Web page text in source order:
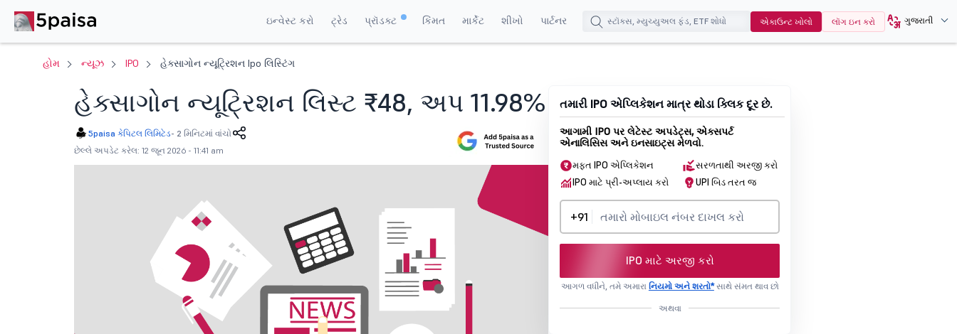
ઇન્વેસ્ટ કરો ટ્રેડ પ્રૉડક્ટ કિંમત માર્કેટ શીખો પાર્ટનર એકાઉન્ટ ખોલો લૉગ ઇન કરો ગુજરાતી
હોમ ન્યૂઝ IPO હેક્સાગોન ન્યૂટ્રિશન Ipo લિસ્ટિંગ
હેક્સાગોન ન્યૂટ્રિશન લિસ્ટ ₹48, અપ 11.98%
5paisa કેપિટલ લિમિટેડ- 2 મિનિટમાં વાંચો
છેલ્લે અપડેટ કરેલ: 12 જૂન 2026 - 11:41 am
તમારી IPO એપ્લિકેશન માત્ર થોડા ક્લિક દૂર છે.
આગામી IPO પર લેટેસ્ટ અપડેટ્સ, એક્સપર્ટ
એનાલિસિસ અને ઇનસાઇટ્સ મેળવો.
મફત IPO એપ્લિકેશન
સરળતાથી અરજી કરો
IPO માટે પ્રી-અપ્લાય કરો
UPI બિડ તરત જ
+91
IPO માટે અરજી કરો
આગળ વધીને, તમે અમારા નિયમો અને શરતો*સાથે સંમત થાવ છો
અથવા